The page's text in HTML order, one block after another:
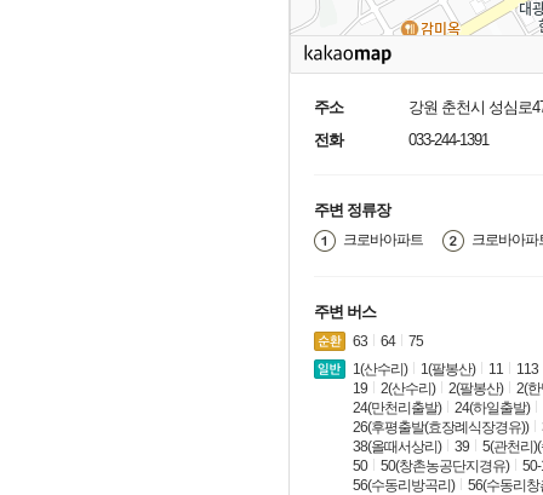
주소
강원 춘천시 성심로
전화
033-244-1391
주변 정류장
크로바아파트 크로바아파
주변 버스
63 64
75
1(산수리)
1(팔봉산) 11
113
19
2(산수리) 2(팔봉산)
2(
24(만천리출발)
24(하일출발)
26(후평출발(효장례식장경유))
38(올때서상리)
39
5(관천리
50
50(창촌농공단지경유)
56(수동리방곡리)
56(수동리창